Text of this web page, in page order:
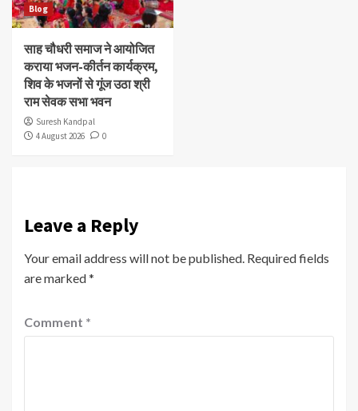
Blog
साह चौधरी समाज ने आयोजित
कराया भजन-कीर्तन कार्यक्रम,
शिव के भजनों से गूंज उठा श्री
राम सेवक सभा भवन
Suresh Kandpal
4 August 2026
0
Leave a Reply
Your email address will not be published. Required fields
are marked*
Comment *